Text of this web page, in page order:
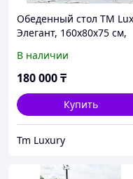
Обеденный стол TM Lux
Элегант, 160х80x75 см,
коричневый
В наличии
180 000₸
Купить
Tm Luxury